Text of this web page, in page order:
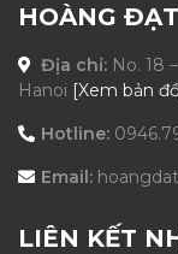
HOÀNG
Địa chỉ: No. 18
Hanoi [Xem bản
Hotline:
Email:
LIÊN KẾT